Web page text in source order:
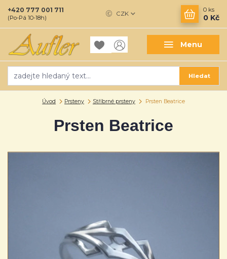
Menu
CZK
Hledat
+420 777 001 711
(Po-Pá 10-18h)
0 ks
0 Kč
Úvod Prsteny Stříbrné prsteny Prsten Beatrice
Prsten Beatrice